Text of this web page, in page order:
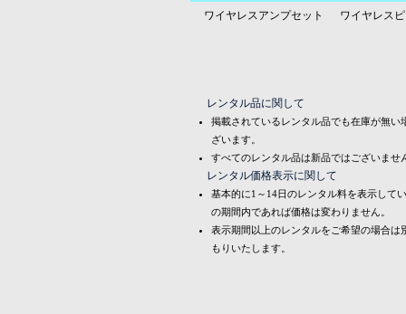
ワイヤレスアンプセット ワイヤレス
レンタル品に関して
掲載されているレンタル品でも在庫が無い
ざいます。
すべてのレンタル品は新品ではございませ
レンタル価格表示に関して
基本的に1～14日のレンタル料を表示して
の期間内であれば価格は変わりません。
表示期間以上のレンタルをご希望の場合は
もりいたします。